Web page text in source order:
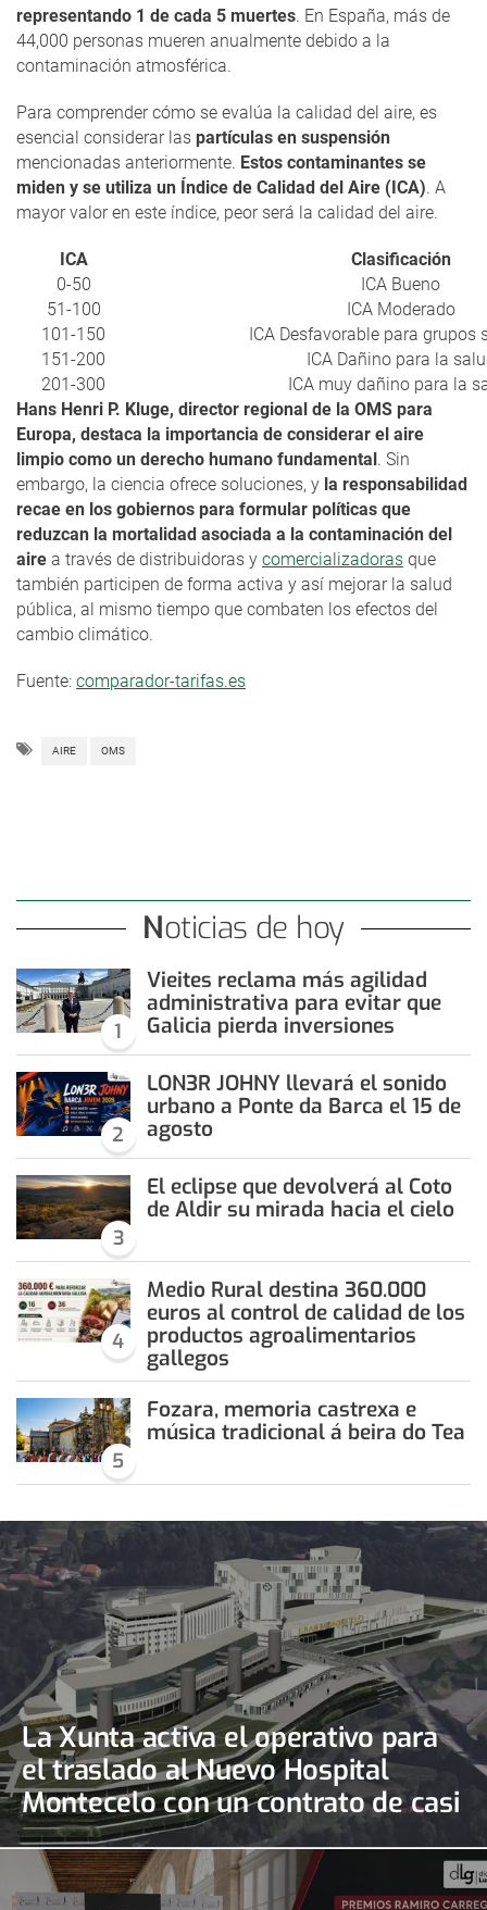
representando 1 de cada 5 muertes. En España, más de
44,000 personas mueren anualmente debido a la
contaminación atmosférica.
Para comprender cómo se evalúa la calidad del aire, es
esencial considerar las partículas en suspensión
mencionadas anteriormente. Estos contaminantes se
miden y se utiliza un Índice de Calidad del Aire (ICA). A
mayor valor en este índice, peor será la calidad del aire.
ICA
Clasificación
0-50
ICA Bueno
51-100
ICA Moderado
101-150
ICA Desfavorable para grupos
151-200
ICA Dañino para la
201-300
ICA muy dañino para la
Hans Henri P. Kluge, director regional de la OMS para
Europa, destaca la importancia de considerar el aire
limpio como un derecho humano fundamental . Sin
embargo, la ciencia ofrece soluciones, y la responsabilidad
recae en los gobiernos para formular políticas que
reduzcan la mortalidad asociada a la contaminación del
aire a través de distribuidoras y comercializadoras que
también participen de forma activa y así mejorar la salud
pública, al mismo tiempo que combaten los efectos del
cambio climático.
Fuente: comparador-tarifas.es
AIRE OMS
Noticias de hoy
1
Vieites reclama más agilidad
administrativa para evitar que
Galicia pierda inversiones
2
LON3R JOHNY llevará el sonido
urbano a Ponte da Barca el 15 de
agosto
3
El eclipse que devolverá al Coto
de Aldir su mirada hacia el cielo
4
Medio Rural destina 360.000
euros al control de calidad de los
productos agroalimentarios
gallegos
5
Fozara, memoria castrexa e
música tradicional á beira do Tea
La Xunta activa el operativo para
el traslado al Nuevo Hospital
Montecelo con un contrato de casi
690.000 euros